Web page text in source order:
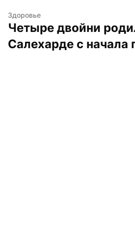
Здоровье
Четыре двойни
Салехарде с начала